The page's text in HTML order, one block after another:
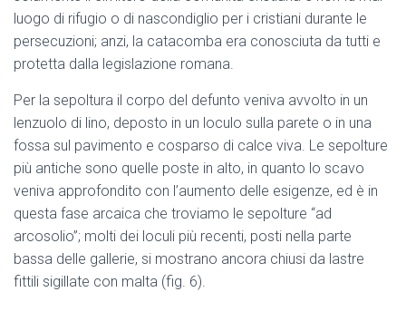
luogo di rifugio o di nascondiglio per i cristiani durante le
persecuzioni; anzi, la catacomba era conosciuta da tutti e
protetta dalla legislazione romana.
Per la sepoltura il corpo del defunto veniva avvolto in un
lenzuolo di lino, deposto in un loculo sulla parete o in una
fossa sul pavimento e cosparso di calce viva. Le sepolture
più antiche sono quelle poste in alto, in quanto lo scavo
veniva approfondito con l’aumento delle esigenze, ed è in
questa fase arcaica che troviamo le sepolture “ad
arcosolio”; molti dei loculi più recenti, posti nella parte
bassa delle gallerie, si mostrano ancora chiusi da lastre
fittili sigillate con malta (fig. 6).